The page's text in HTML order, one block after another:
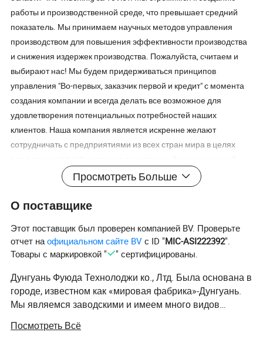
работы и производственной среде, что превышает средний
показатель. Мы принимаем научных методов управления
производством для повышения эффективности производства
и снижения издержек производства. Пожалуйста, считаем и
выбирают нас! Мы будем придерживаться принципов
управления "Во-первых, заказчик первой и кредит" с момента
создания компании и всегда делать все возможное для
удовлетворения потенциальных потребностей наших
клиентов. Наша компания является искренне желают
сотрудничать с предприятиями из всех стран мира в целях
глобализации с anirresistible силы. Наши преимущества Часто
задаваемые вопросы
Просмотреть Больше
О поставщике
Этот поставщик был проверен компанией BV. Проверьте
отчет наофициальном сайте BV с ID "MIC-ASI222392".
Товары с маркировкой "
" сертифицированы.
Дунгуань Фуюда Технолоджи ко., Лтд. Была основана в
городе, известном как «мировая фабрика»-Дунгуань.
Мы являемся заводскими и имеем много видов
обработки уступов, токарные фрезерные станки.
Посмотреть Всё